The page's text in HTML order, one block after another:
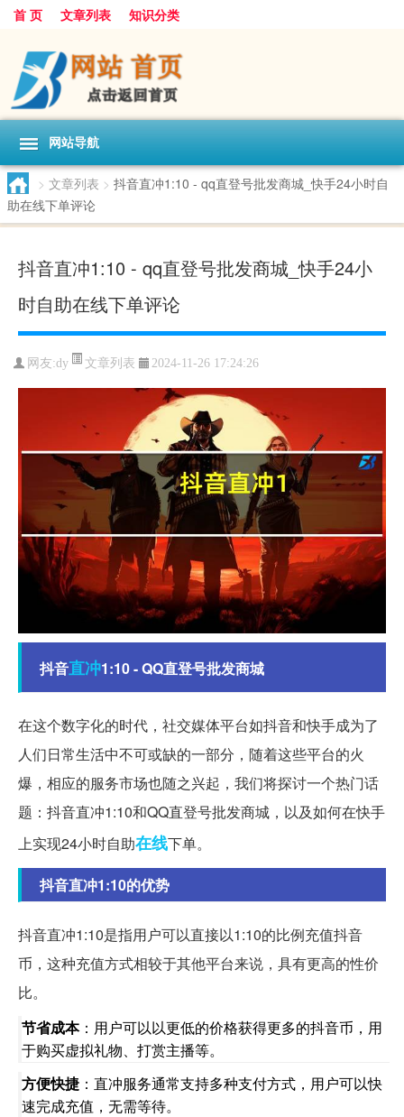
首 页 文章列表 知识分类
网站导航
> 文章列表 > 抖音直冲1:10 - qq直登号批发商城_快手24小时自
助在线下单评论
抖音直冲1:10 - qq直登号批发商城_快手24小
时自助在线下单评论
网友:dy 文章列表 2024-11-26 17:24:26
抖音直冲1:10 - QQ直登号批发商城
在这个数字化的时代，社交媒体平台如抖音和快手成为了
人们日常生活中不可或缺的一部分，随着这些平台的火
爆，相应的服务市场也随之兴起，我们将探讨一个热门话
题：抖音直冲1:10和QQ直登号批发商城，以及如何在快手
上实现24小时自助在线下单。
抖音直冲1:10的优势
抖音直冲1:10是指用户可以直接以1:10的比例充值抖音
币，这种充值方式相较于其他平台来说，具有更高的性价
比。
节省成本：用户可以以更低的价格获得更多的抖音币，用
于购买虚拟礼物、打赏主播等。
方便快捷 ：直冲服务通常支持多种支付方式，用户可以快
速完成充值，无需等待。